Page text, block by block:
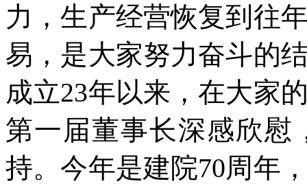
力，生产经营恢复到往
易，是大家努力奋斗的
成立23年以来，在大家
第一届董事长深感欣慰
持。今年是建院70周年